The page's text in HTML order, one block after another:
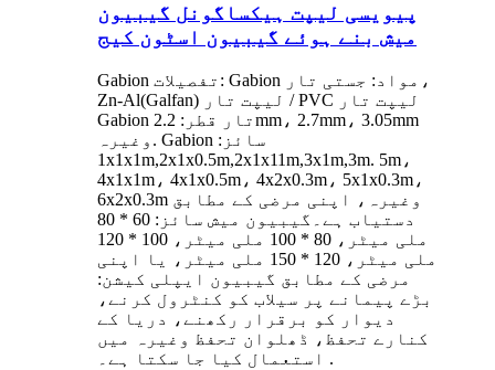
پیویسی لیپت ہیکساگونل گیبیون
میش بنے ہوئے گیبیون اسٹون کیج
Gabion تفصیلات: Gabion مواد: جستی تار،
Zn-Al(Galfan) لیپت تار / PVC لیپت تار
Gabion تار قطر: 2.2mm، 2.7mm، 3.05mm
وغیرہ. Gabion سائز:
1x1x1m,2x1x0.5m,2x1x11m,3x1m,3m. 5m،
4x1x1m، 4x1x0.5m، 4x2x0.3m، 5x1x0.3m،
6x2x0.3m وغیرہ، اپنی مرضی کے مطابق
دستیاب ہے۔گیبیون میش سائز: 60 * 80
ملی میٹر، 80 * 100 ملی میٹر، 100 * 120
ملی میٹر، 120 * 150 ملی میٹر، یا اپنی
مرضی کے مطابق گیبیون ایپلی کیشن:
بڑے پیمانے پر سیلاب کو کنٹرول کرنے،
دیوار کو برقرار رکھنے، دریا کے
کنارے تحفظ، ڈھلوان تحفظ وغیرہ میں
استعمال کیا جا سکتا ہے۔ .